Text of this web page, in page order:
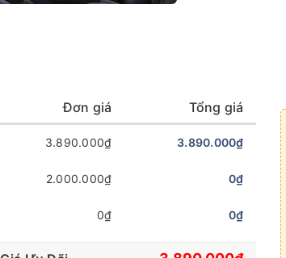
Đơn giá Tổng giá
3.890.000₫ 3.890.000₫
2.000.000₫ 0₫
0₫ 0₫